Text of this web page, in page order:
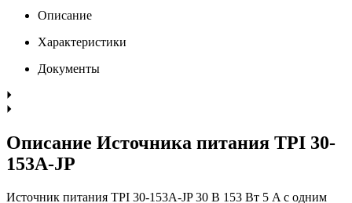
Описание
Характеристики
Документы
Описание Источника питания TPI 30-
153A-JP
Источник питания TPI 30-153A-JP 30 В 153 Вт 5 A с одним